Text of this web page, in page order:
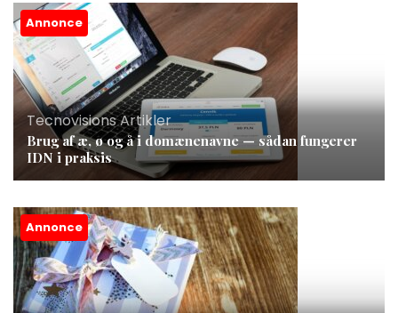
Annonce
Tecnovisions Artikler
Brug af æ, ø og å i domænenavne — sådan fungerer
IDN i praksis
Annonce